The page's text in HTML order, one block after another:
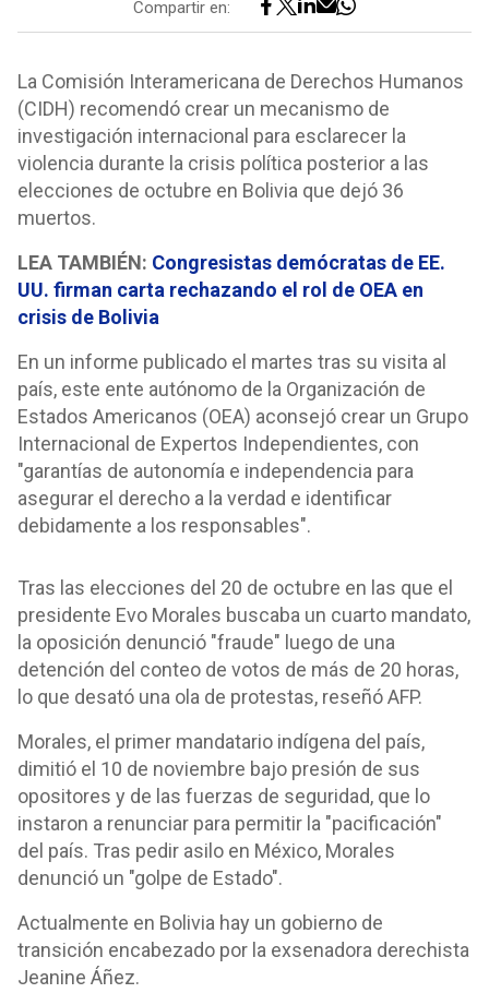
Compartir en:
La Comisión Interamericana de Derechos Humanos
(CIDH) recomendó crear un mecanismo de
investigación internacional para esclarecer la
violencia durante la crisis política posterior a las
elecciones de octubre en Bolivia que dejó 36
muertos.
LEA TAMBIÉN: Congresistas demócratas de EE.
UU. firman carta rechazando el rol de OEA en
crisis de Bolivia
En un informe publicado el martes tras su visita al
país, este ente autónomo de la Organización de
Estados Americanos (OEA) aconsejó crear un Grupo
Internacional de Expertos Independientes, con
"garantías de autonomía e independencia para
asegurar el derecho a la verdad e identificar
debidamente a los responsables".
Tras las elecciones del 20 de octubre en las que el
presidente Evo Morales buscaba un cuarto mandato,
la oposición denunció "fraude" luego de una
detención del conteo de votos de más de 20 horas,
lo que desató una ola de protestas, reseñó AFP.
Morales, el primer mandatario indígena del país,
dimitió el 10 de noviembre bajo presión de sus
opositores y de las fuerzas de seguridad, que lo
instaron a renunciar para permitir la "pacificación"
del país. Tras pedir asilo en México, Morales
denunció un "golpe de Estado".
Actualmente en Bolivia hay un gobierno de
transición encabezado por la exsenadora derechista
Jeanine Áñez.